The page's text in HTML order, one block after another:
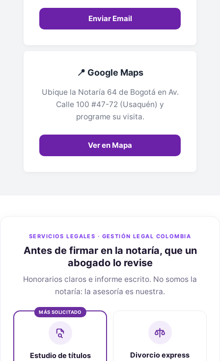
Enviar Email
📍 Google Maps
Ubique la Notaría 64 de Bogotá en Av.
Calle 100 #47-72 (Usaquén) y
programe su visita.
Ver en Mapa
SERVICIOS LEGALES · GESTIÓN LEGAL COLOMBIA
Antes de firmar en la notaría, que un
abogado lo revise
Honorarios claros e informe escrito. No somos la
notaría: la asesoría es nuestra.
MÁS SOLICITADO
Estudio de títulos Divorcio express